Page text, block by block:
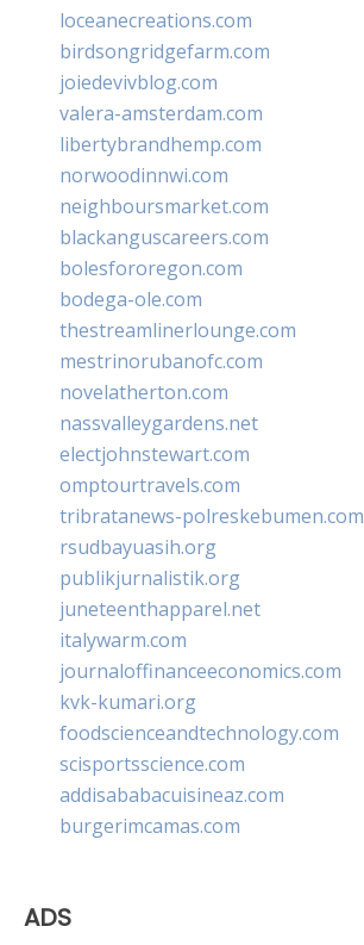
loceanecreations.com
birdsongridgefarm.com
joiedevivblog.com
valera-amsterdam.com
libertybrandhemp.com
norwoodinnwi.com
neighboursmarket.com
blackanguscareers.com
bolesfororegon.com
bodega-ole.com
thestreamlinerlounge.com
mestrinorubanofc.com
novelatherton.com
nassvalleygardens.net
electjohnstewart.com
omptourtravels.com
tribratanews-polreskebumen.com
rsudbayuasih.org
publikjurnalistik.org
juneteenthapparel.net
italywarm.com
journaloffinanceeconomics.com
kvk-kumari.org
foodscienceandtechnology.com
scisportsscience.com
addisababacuisineaz.com
burgerimcamas.com
ADS